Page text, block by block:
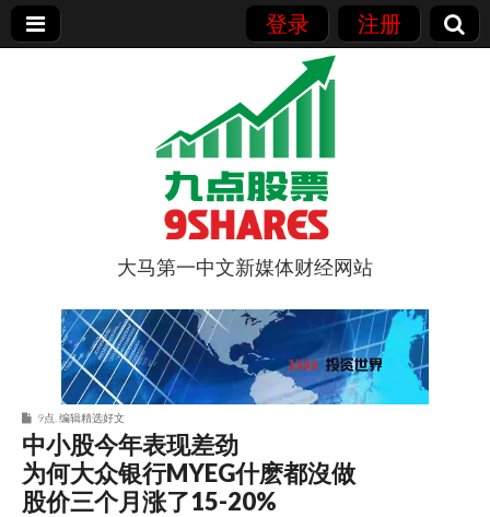
登录 注册
9点股票
大马第一中文新媒体财经网站
9点 编辑精选好文
中小股今年表现差劲
为何大众银行MYEG什麽都沒做
股价三个月涨了15-20%